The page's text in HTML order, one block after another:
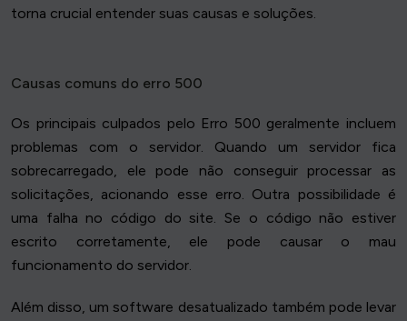
torna crucial entender suas causas e soluções.
Causas comuns do erro 500
Os principais culpados pelo Erro 500 geralmente incluem
problemas com o servidor. Quando um servidor fica
sobrecarregado, ele pode não conseguir processar as
solicitações, acionando esse erro. Outra possibilidade é
uma falha no código do site. Se o código não estiver
escrito corretamente, ele pode causar o mau
funcionamento do servidor.
Além disso, um software desatualizado também pode levar